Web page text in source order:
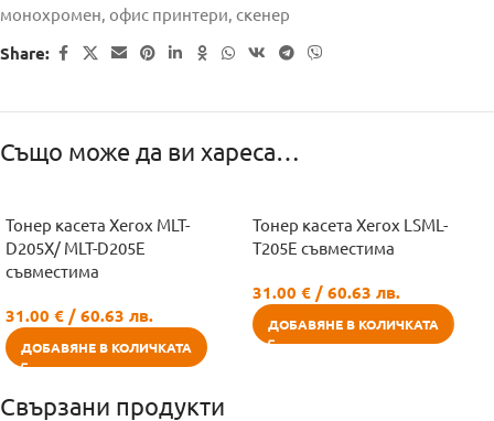
монохромен, офис принтери, скенер
Share:
Също може да ви хареса…
Тонер касета Xerox MLT-
D205X/ MLT-D205E
съвместима
31.00 € / 60.63 лв.
ДОБАВЯНЕ В КОЛИЧКАТА
Тонер касета Xerox LSML-
T205E съвместима
31.00 € / 60.63 лв.
ДОБАВЯНЕ В КОЛИЧКАТА
Свързани продукти